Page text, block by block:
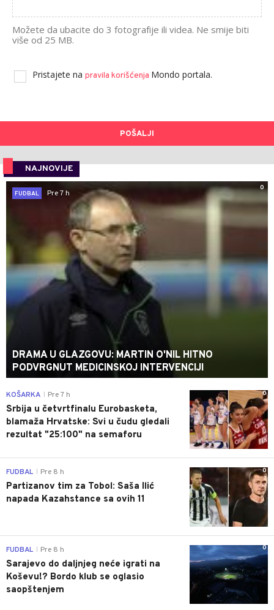
Možete da ubacite do 3 fotografije ili videa. Ne smije biti
više od 25 MB.
Pristajete na pravila korišćenja Mondo portala.
POŠALJI
NAJNOVIJE
0
FUDBAL
Pre 7 h
DRAMA U GLAZGOVU: MARTIN O'NIL HITNO
PODVRGNUT MEDICINSKOJ INTERVENCIJI
0
KOŠARKA Pre 7 h
Srbija u četvrtfinalu Eurobasketa,
blamaža Hrvatske: Svi u čudu gledali
rezultat "25:100" na semaforu
0
FUDBAL Pre 8 h
Partizanov tim za Tobol: Saša Ilić
napada Kazahstance sa ovih 11
0
FUDBAL Pre 8 h
Sarajevo do daljnjeg neće igrati na
Koševu!? Bordo klub se oglasio
saopštenjem